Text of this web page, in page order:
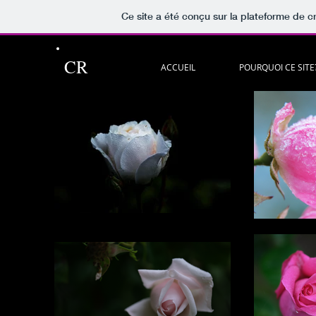
Ce site a été conçu sur la plateforme de
CR ACCUEIL POURQUOI CE